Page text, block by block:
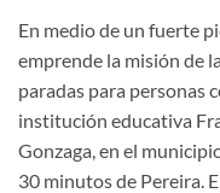
En medio de un fuerte
emprende la misión de
paradas para personas
institución educativa
Gonzaga, en el
30 minutos de Pereira.